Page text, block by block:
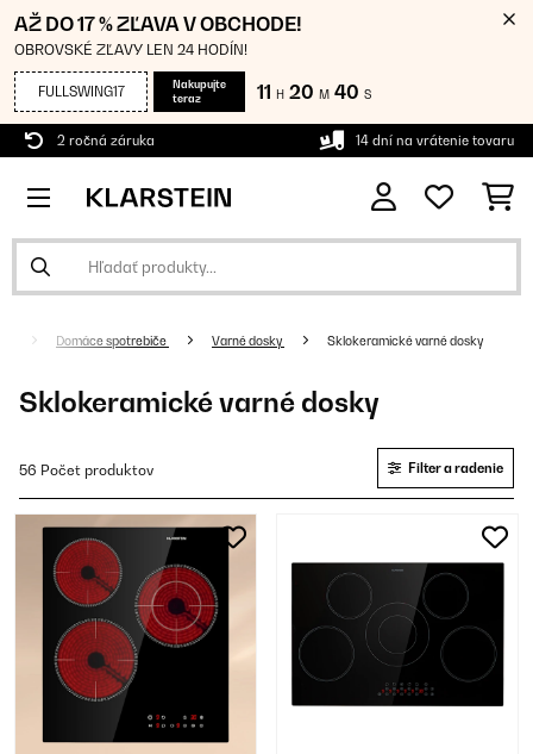
AŽ DO 17 % ZĽAVA V OBCHODE!
OBROVSKÉ ZĽAVY LEN 24 HODÍN!
FULLSWING17
Nakupujte
teraz
11 H 20 M 39 S
2 ročná záruka 14 dní na vrátenie tovaru
Domáce spotrebiče Varné dosky Sklokeramické varné dosky
Sklokeramické varné dosky
56 Počet produktov Filter a radenie